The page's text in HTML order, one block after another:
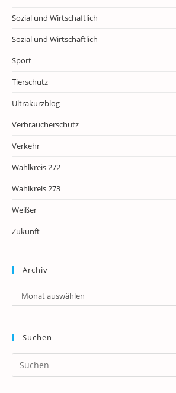
Sozial und Wirtschaftlich
Sozial und Wirtschaftlich
Sport
Tierschutz
Ultrakurzblog
Verbraucherschutz
Verkehr
Wahlkreis 272
Wahlkreis 273
Weißer
Zukunft
Archiv
Archiv
Monat auswählen
Suchen